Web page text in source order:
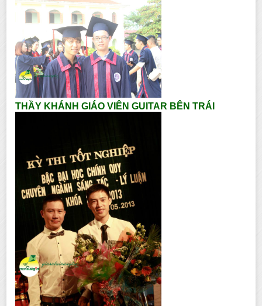
THẦY KHÁNH GIÁO VIÊN GUITAR BÊN TRÁI